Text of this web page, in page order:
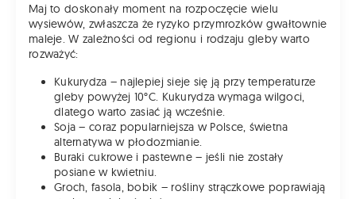
Maj to doskonały moment na rozpoczęcie wielu
wysiewów, zwłaszcza że ryzyko przymrozków gwałtownie
maleje. W zależności od regionu i rodzaju gleby warto
rozważyć:
Kukurydza – najlepiej sieje się ją przy temperaturze
gleby powyżej 10°C. Kukurydza wymaga wilgoci,
dlatego warto zasiać ją wcześnie.
Soja – coraz popularniejsza w Polsce, świetna
alternatywa w płodozmianie.
Buraki cukrowe i pastewne – jeśli nie zostały
posiane w kwietniu.
Groch, fasola, bobik – rośliny strączkowe poprawiają